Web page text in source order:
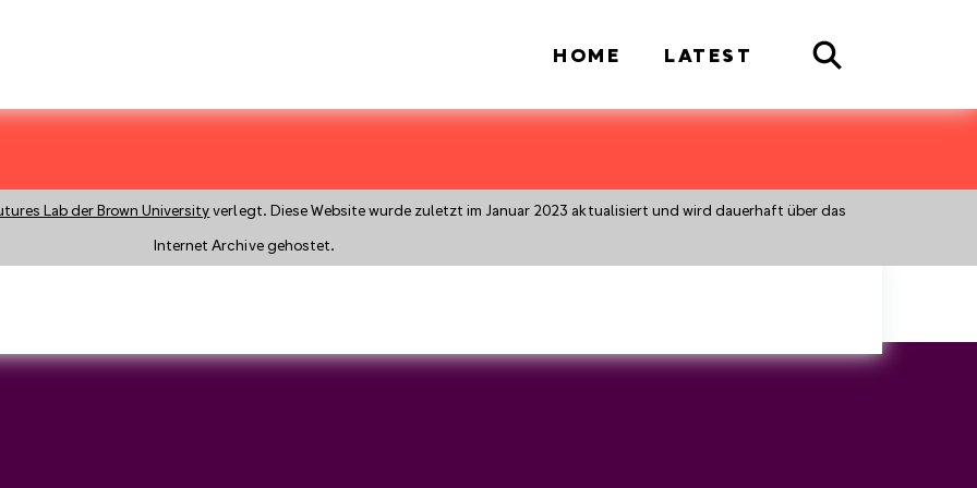
Lab der Brown University verlegt. Diese Website wurde zuletzt im Januar 2023 aktualisiert und wird dauerhaft über das
Internet Archive gehostet.
HOME LATEST Search